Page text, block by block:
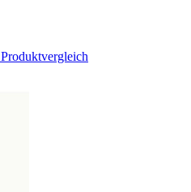
Produktvergleich